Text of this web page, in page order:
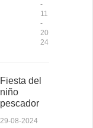
-
11
-
20
24
Fiesta del
niño
pescador
29-08-2024